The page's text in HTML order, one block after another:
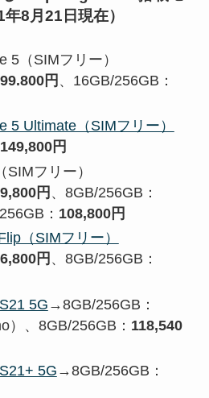
8月21日現在）
5（SIMフリー）
99.800円 、16GB/256GB：
5 Ultimate（SIMフリー）
149,800円
フリー）
円 、8GB/256GB：
： 108,800円
（SIMフリー）
円 、8GB/256GB：
5G →8GB/256GB：
）、8GB/256GB： 118,540
5G →8GB/256GB：